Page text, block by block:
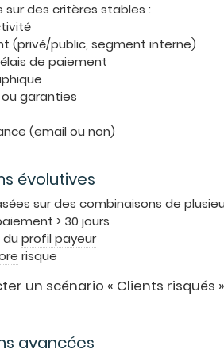
sur des critères stables :
(privé/public, segment interne)
de paiement
garanties
(email ou non)
évolutives
sur des combinaisons de
> 30 jours
duprofil payeur
risque
un scénario « Clients
avancées